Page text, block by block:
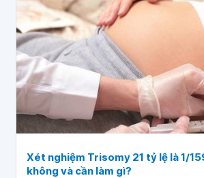
Xét nghiệm Trisomy 21 tỷ lệ là 1/
không và cần làm gì?